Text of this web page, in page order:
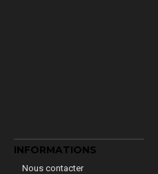
INFORMATIONS
Nous contacter